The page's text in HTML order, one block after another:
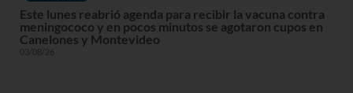
Este lunes reabrió agenda para recibir la vacuna contra
meningococo y en pocos minutos se agotaron cupos en
Canelones y Montevideo
03/08/26